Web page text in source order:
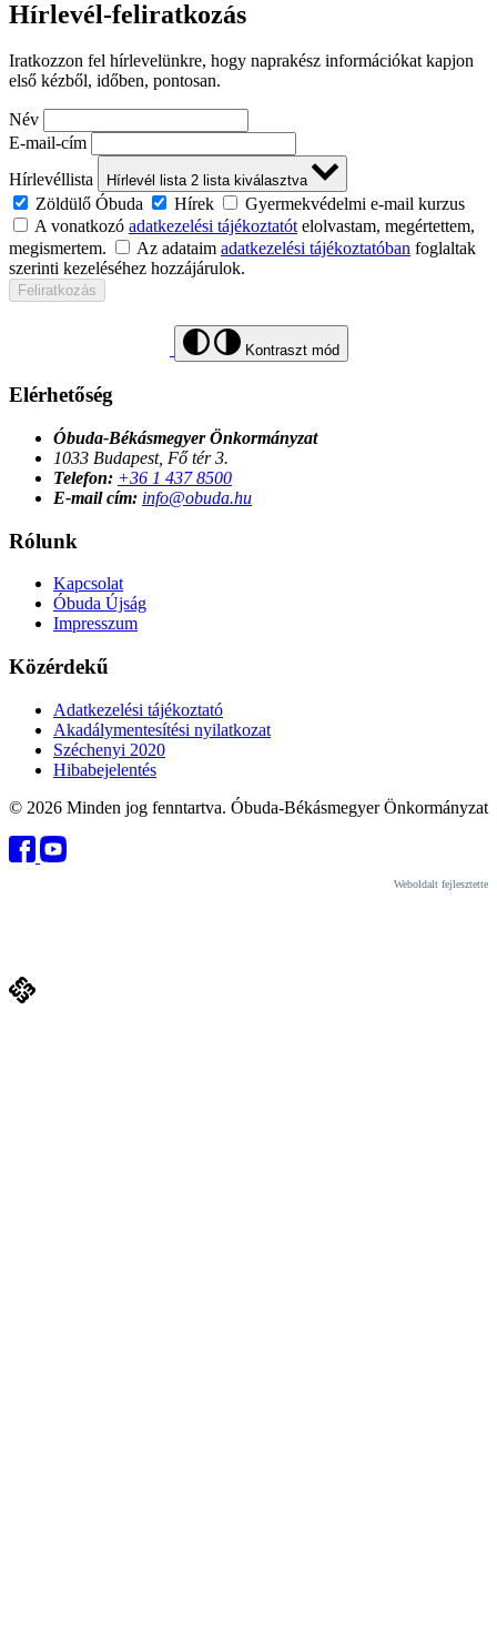
Hírlevél-feliratkozás
Iratkozzon fel hírlevelünkre, hogy naprakész információkat kapjon
első kézből, időben, pontosan.
Név
E-mail-cím
Hírlevéllista
Hírlevél lista 2 lista kiválasztva
Zöldülő Óbuda Hírek
Gyermekvédelmi e-mail kurzus
A vonatkozó adatkezelési tájékoztatótelolvastam, megértettem,
megismertem.
Az adataim adatkezelési tájékoztatóban foglaltak
szerinti kezeléséhez hozzájárulok.
Feliratkozás
Kontraszt mód
Elérhetőség
Óbuda-Békásmegyer Önkormányzat
1033 Budapest, Fő tér 3.
Telefon: +36 1 437 8500
E-mail cím: info@obuda.hu
Rólunk
Kapcsolat
Óbuda Újság
Impresszum
Közérdekű
Adatkezelési tájékoztató
Akadálymentesítési nyilatkozat
Széchenyi 2020
Hibabejelentés
© 2026 Minden jog fenntartva. Óbuda-Békásmegyer Önkormányzat
Weboldalt fejlesztette